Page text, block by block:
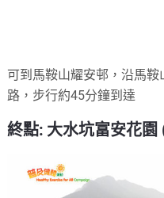
可到馬鞍山耀安邨，沿馬
路，步行約45分鐘到達
終點: 大水坑富安花園